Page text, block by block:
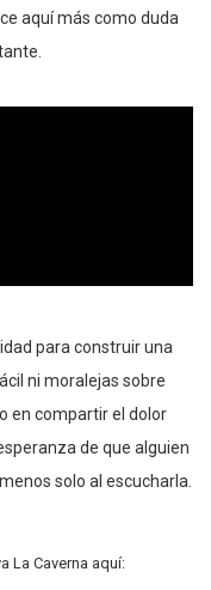
aquí más como duda
para construir una
ni moralejas sobre
en compartir el dolor
de que alguien
solo al escucharla.
La Caverna aquí: